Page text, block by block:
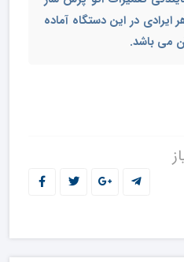
در این دستگاه آماده
می باشد.